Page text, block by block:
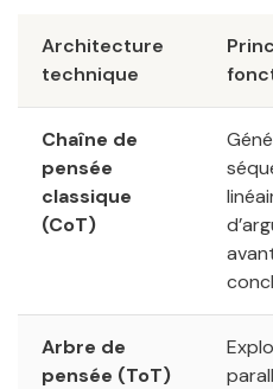
Architecture
technique
Chaîne de
pensée
classique
(CoT)
Arbre de
pensée (ToT)